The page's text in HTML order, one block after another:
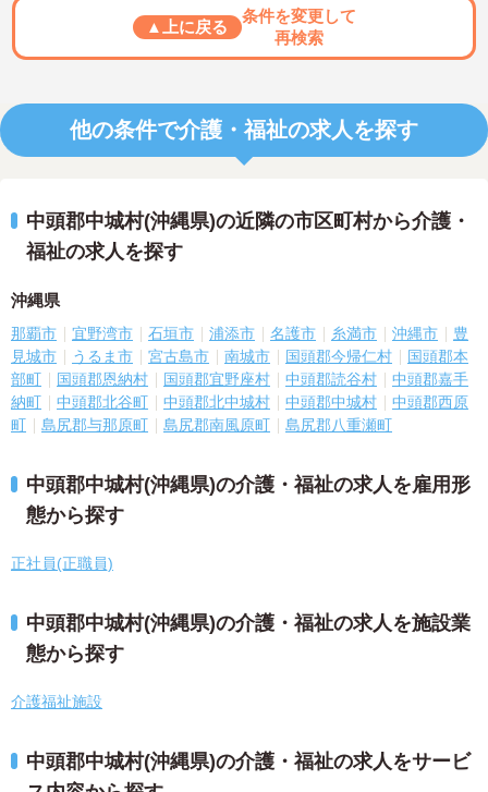
▲上に戻る
条件を変更して
再検索
他の条件で介護・福祉の求人を探す
中頭郡中城村(沖縄県)の近隣の市区町村から介護・
福祉の求人を探す
沖縄県
那覇市 宜野湾市 石垣市 浦添市 名護市 糸満市 沖縄市
豊
見城市
うるま市 宮古島市 南城市 国頭郡今帰仁村
国頭郡本
部町
国頭郡恩納村 国頭郡宜野座村 中頭郡読谷村
中頭郡嘉手
納町
中頭郡北谷町 中頭郡北中城村 中頭郡中城村
中頭郡西原
町
島尻郡与那原町 島尻郡南風原町 島尻郡八重瀬町
中頭郡中城村(沖縄県)の介護・福祉の求人を雇用形
態から探す
正社員(正職員)
中頭郡中城村(沖縄県)の介護・福祉の求人を施設業
態から探す
介護福祉施設
中頭郡中城村(沖縄県)の介護・福祉の求人をサービ